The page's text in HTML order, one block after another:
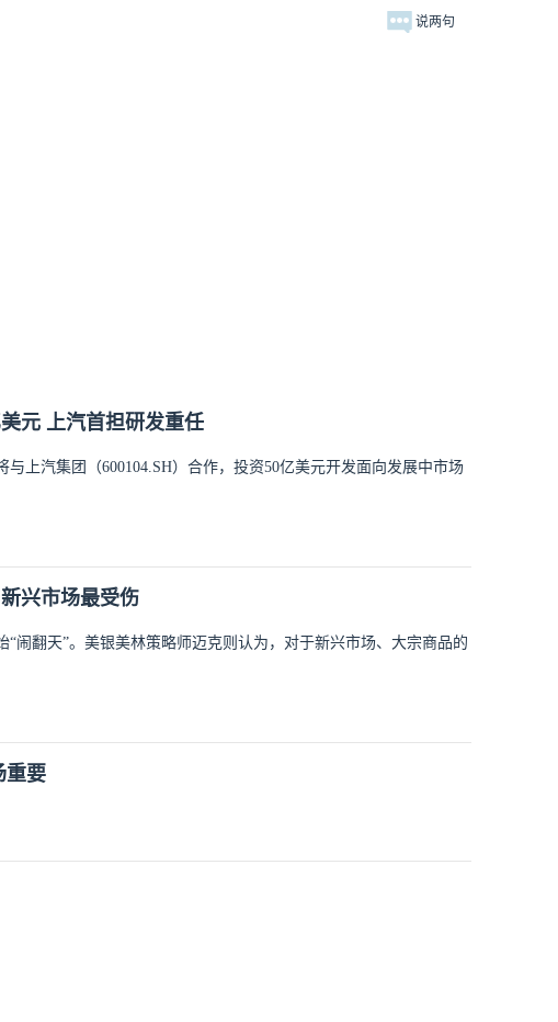
说两句
元 上汽首担研发重任
上汽集团（600104.SH）合作，投资50亿美元开发面向发展中市场
兴市场最受伤
闹翻天”。美银美林策略师迈克则认为，对于新兴市场、大宗商品的
重要